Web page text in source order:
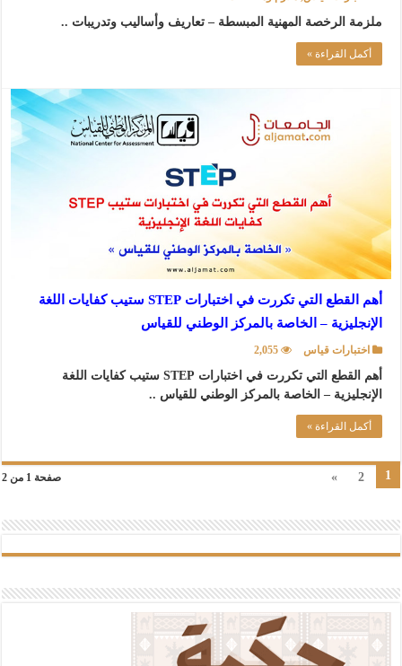
ملزمة الرخصة المهنية المبسطة – تعاريف وأساليب وتدريبات ..
أكمل القراءة »
أهم القطع التي تكررت في اختبارات STEP ستيب كفايات اللغة
الإنجليزية – الخاصة بالمركز الوطني للقياس
اختبارات قياس 2,055
أهم القطع التي تكررت في اختبارات STEP ستيب كفايات اللغة
الإنجليزية – الخاصة بالمركز الوطني للقياس ..
أكمل القراءة »
صفحة 1 من 2 1
2
»